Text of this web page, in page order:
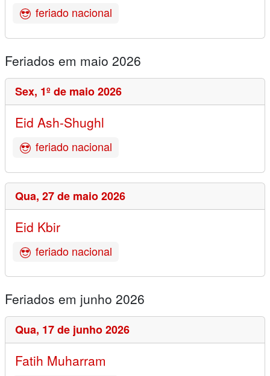
feriado nacional
Feriados em maio 2026
Sex, 1º de maio 2026
Eid Ash-Shughl
feriado nacional
Qua, 27 de maio 2026
Eid Kbir
feriado nacional
Feriados em junho 2026
Qua, 17 de junho 2026
Fatih Muharram